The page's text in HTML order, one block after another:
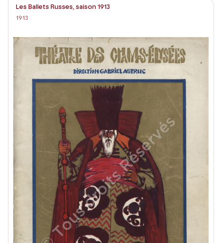
Les Ballets Russes, saison 1913
1913